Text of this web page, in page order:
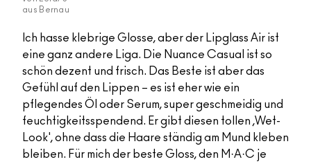
aus Bernau
Ich hasse klebrige Glosse, aber der Lipglass Air ist
eine ganz andere Liga. Die Nuance Casual ist so
schön dezent und frisch. Das Beste ist aber das
Gefühl auf den Lippen – es ist eher wie ein
pflegendes Öl oder Serum, super geschmeidig und
feuchtigkeitsspendend. Er gibt diesen tollen ‚Wet-
Look', ohne dass die Haare ständig am Mund kleben
bleiben. Für mich der beste Gloss, den M·A·C je